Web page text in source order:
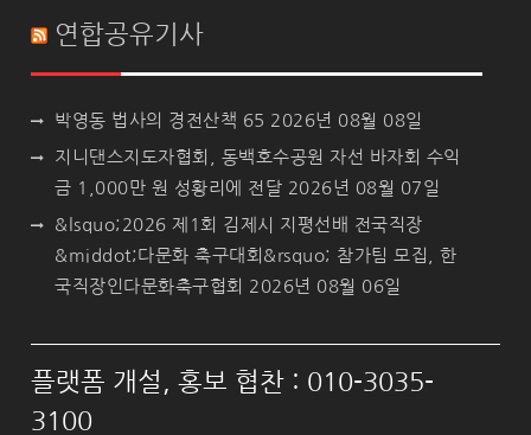
연합공유기사
박영동 법사의 경전산책 65 2026년 08월 08일
지니댄스지도자협회, 동백호수공원 자선 바자회 수익
금 1,000만 원 성황리에 전달 2026년 08월 07일
&lsquo;2026 제1회 김제시 지평선배 전국직장
&middot;다문화 축구대회&rsquo; 참가팀 모집, 한
국직장인다문화축구협회 2026년 08월 06일
플랫폼 개설, 홍보 협찬 : 010-3035-
3100